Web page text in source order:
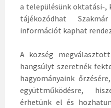
a településünk oktatási-,
tájékozódhat
információt kaphat
A község
hangsúlyt szeretnék
hagyományaink
együttműködésre,
érhetünk el és